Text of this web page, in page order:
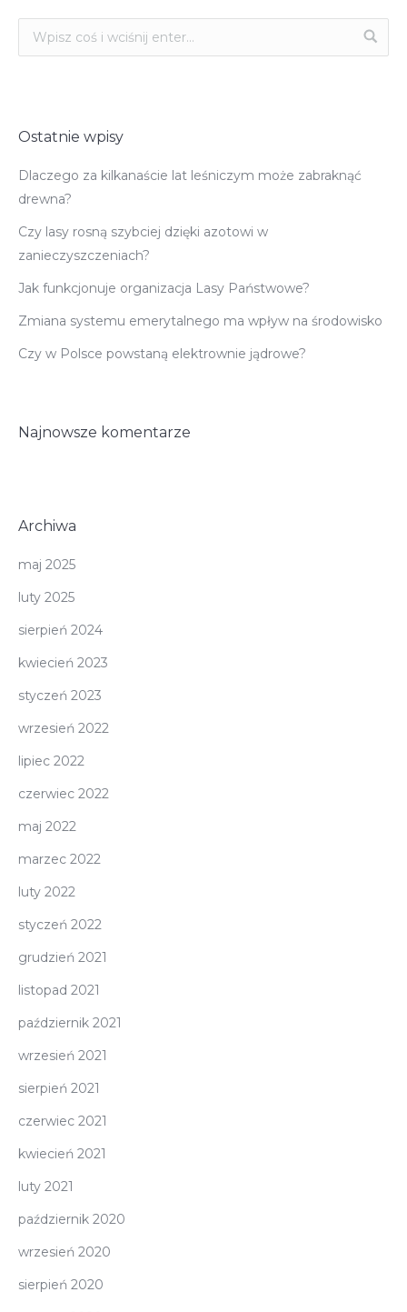
Ostatnie wpisy
Dlaczego za kilkanaście lat leśniczym może zabraknąć
drewna?
Czy lasy rosną szybciej dzięki azotowi w
zanieczyszczeniach?
Jak funkcjonuje organizacja Lasy Państwowe?
Zmiana systemu emerytalnego ma wpływ na środowisko
Czy w Polsce powstaną elektrownie jądrowe?
Najnowsze komentarze
Archiwa
maj 2025
luty 2025
sierpień 2024
kwiecień 2023
styczeń 2023
wrzesień 2022
lipiec 2022
czerwiec 2022
maj 2022
marzec 2022
luty 2022
styczeń 2022
grudzień 2021
listopad 2021
październik 2021
wrzesień 2021
sierpień 2021
czerwiec 2021
kwiecień 2021
luty 2021
październik 2020
wrzesień 2020
sierpień 2020